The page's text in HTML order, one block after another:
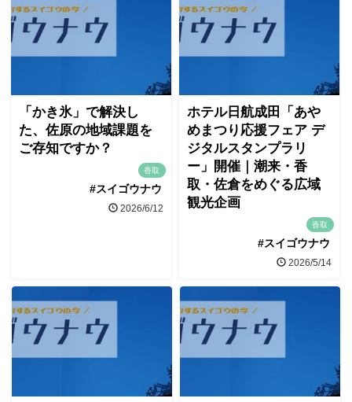
「かき氷」で解決し
た、佐原の地域課題を
ご存知ですか？
香取
#スイゴウナウ
2026/6/12
ホテル日航成田「あや
めまつり応援フェア デ
ジタルスタンプラリ
ー」開催｜潮来・香
取・佐倉をめぐる広域
観光企画
香取
#スイゴウナウ
2026/5/14